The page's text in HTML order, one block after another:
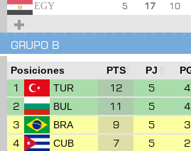
EGY
5 17 10
GRUPO B
Posiciones PTS PJ
1 TUR 12 5 4
2
BUL 11 5 4
3
BRA 9 5 3
4
CUB 7 5 2